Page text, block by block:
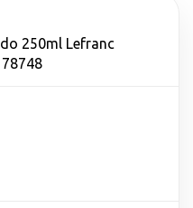
250ml Lefranc